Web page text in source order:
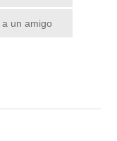
un amigo